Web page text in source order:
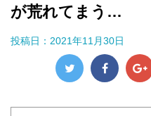
が荒れてまう…
投稿日： 2021年11月30日